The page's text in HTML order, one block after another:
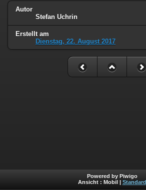
Autor
Stefan Uchrin
Erstellt am
Dienstag, 22. August 2017
Powered by Piwigo
Ansicht : Mobil Standard